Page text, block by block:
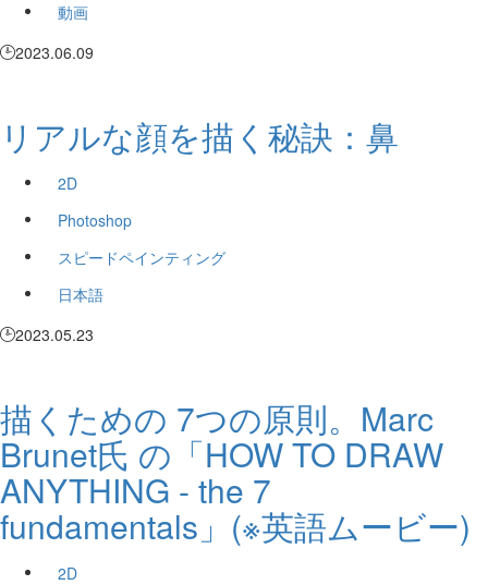
動画
2023.06.09
リアルな顔を描く秘訣：鼻
2D
Photoshop
スピードペインティング
日本語
2023.05.23
描くための 7つの原則。Marc
Brunet氏 の「HOW TO DRAW
ANYTHING - the 7
fundamentals」(※英語ムービー)
2D